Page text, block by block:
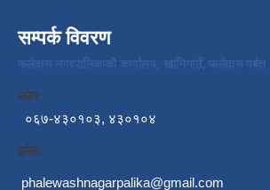
सम्पर्क विवरण
फलेवास नगरपालिकाको कार्यालय, खानिगाउँ, फलेवास पर्बत
फोन:
०६७-४३०१०३, ४३०१०४
इमेल:
phalewashnagarpalika@gmail.com